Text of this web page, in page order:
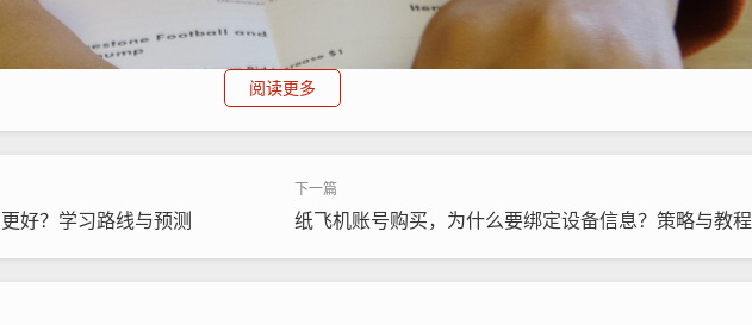
阅读更多
好？学习路线与预测 纸飞机账号购买，为什么要绑定设备信息？策略与教程